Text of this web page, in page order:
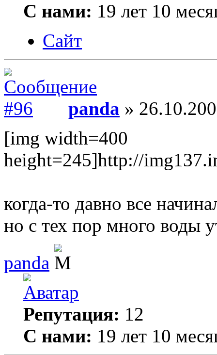
С нами: 19 лет 10
Сайт
panda »
[img width=400
height=245]http://
когда-то давно все
но с тех пор много воды
panda
Репутация: 12
С нами: 19 лет 10